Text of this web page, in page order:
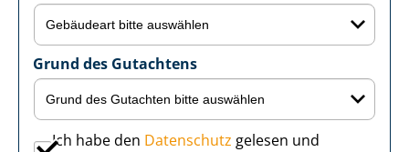
Grund des Gutachtens
Ich habe den Datenschutz gelesen und